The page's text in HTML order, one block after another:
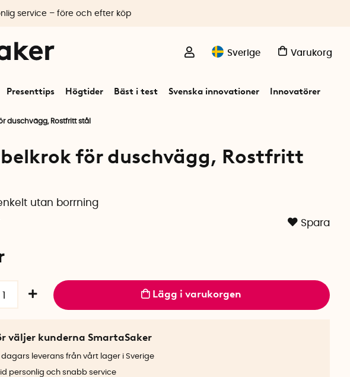
Sverige Varukorg
Presenttips Högtider Bäst i test Svenska innovationer Innovatörer
service – före och efter köp
duschvägg, Rostfritt stål
för duschvägg, Rostfritt
utan borrning
Spara
Lägg i varukorgen
väljer kunderna SmartaSaker
dagars leverans från vårt lager i Sverige
personlig och snabb service